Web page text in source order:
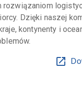
rozwiązaniom
Dzięki naszej
kontynenty i